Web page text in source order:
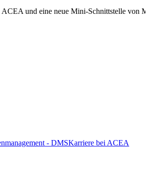
und eine neue Mini-Schnittstelle von
- DMSKarriere bei ACEA